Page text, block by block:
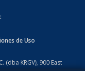
de Uso
(dba KRGV), 900 East